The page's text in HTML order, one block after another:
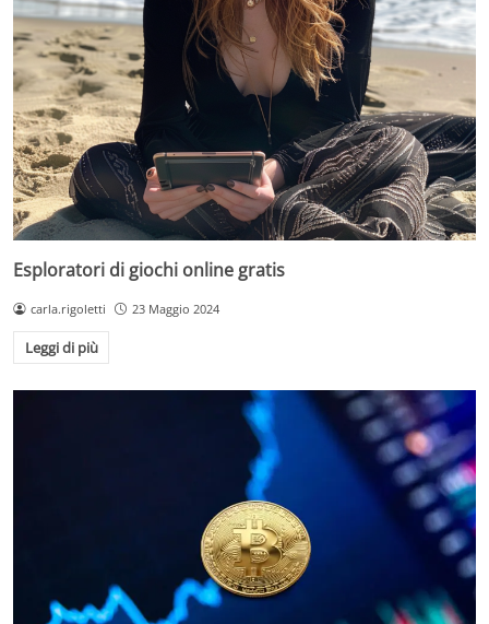
Esploratori di giochi online gratis
carla.rigoletti 23 Maggio 2024
Leggi di più